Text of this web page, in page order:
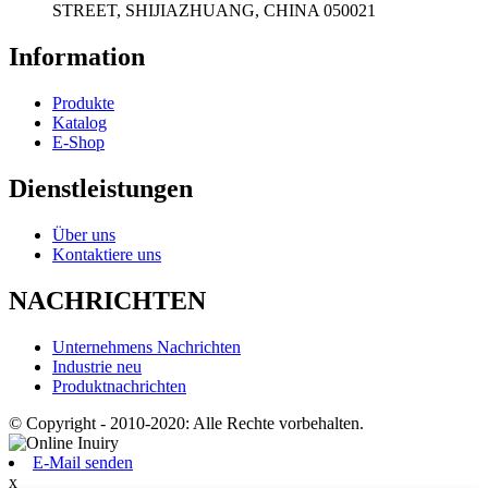
STREET, SHIJIAZHUANG, CHINA 050021
Information
Produkte
Katalog
E-Shop
Dienstleistungen
Über uns
Kontaktiere uns
NACHRICHTEN
Unternehmens Nachrichten
Industrie neu
Produktnachrichten
© Copyright - 2010-2020: Alle Rechte vorbehalten.
E-Mail senden
x